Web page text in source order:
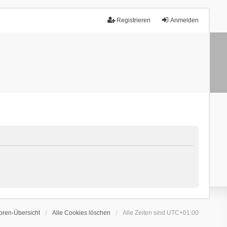
Anmelden
Registrieren
Übersicht Alle Cookies löschen Alle Zeiten sind UTC+01:00